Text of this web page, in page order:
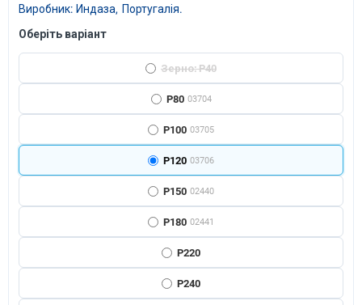
Виробник: Индаза, Португалія.
Оберіть варіант
Зерно: P40
P80 03704
P100 03705
P120 03706
P150 02440
P180 02441
P220
P240